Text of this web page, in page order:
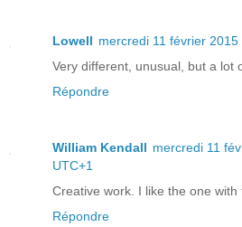
Lowell mercredi 11 février
Very different, unusual, but a lot
Répondre
William Kendall mercredi 11
UTC+1
Creative work. I like the one
Répondre